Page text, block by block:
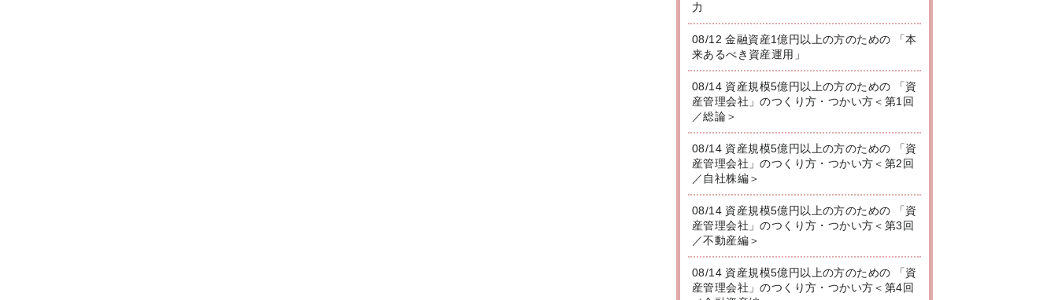
力
08/12 金融資産1億円以上の方のための 「本
来あるべき資産運用」
08/14 資産規模5億円以上の方のための 「資
産管理会社」のつくり方・つかい方＜第1回
／総論＞
08/14 資産規模5億円以上の方のための 「資
産管理会社」のつくり方・つかい方＜第2回
／自社株編＞
08/14 資産規模5億円以上の方のための 「資
産管理会社」のつくり方・つかい方＜第3回
／不動産編＞
08/14 資産規模5億円以上の方のための 「資
産管理会社」のつくり方・つかい方＜第4回